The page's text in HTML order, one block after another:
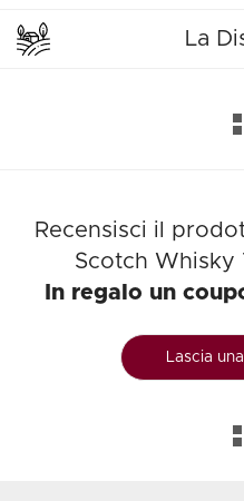
La
Recensisci il
Scotch Whisky
In regalo un
Lascia